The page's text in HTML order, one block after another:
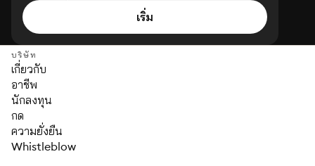
เริ่ม
บริษัท
เกี่ยวกับ
อาชีพ
นักลงทุน
กด
ความยั่งยืน
Whistleblow